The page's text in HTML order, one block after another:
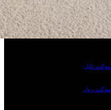
موکت تایل
موکت رول